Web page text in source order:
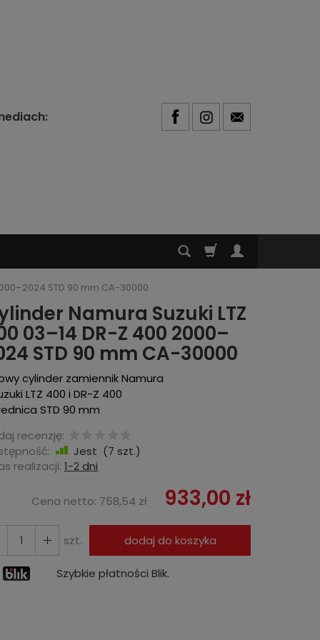
STD 90 mm CA-30000
Namura Suzuki LTZ
03–14 DR-Z 400 2000–
STD 90 mm CA-30000
cylinder zamiennik Namura
LTZ 400 i DR-Z 400
STD 90 mm
recenzję:
Jest (7 szt.)
realizacji: 1-2 dni
Cena netto: 758,54 zł 933,00 zł
szt. dodaj do koszyka
Szybkie płatności Blik.